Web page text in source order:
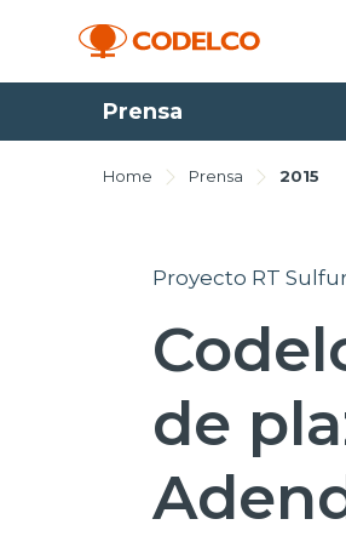
Prensa
Home Prensa 2015
Proyecto RT
de